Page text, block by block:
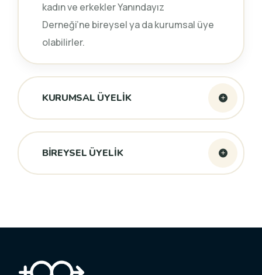
kadın ve erkekler Yanındayız
Derneği’ne bireysel ya da kurumsal üye
olabilirler.
KURUMSAL ÜYELİK
BİREYSEL ÜYELİK